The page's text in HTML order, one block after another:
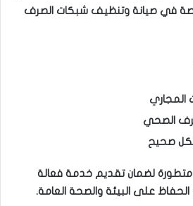
في صيانة وتنظيف شبكات الصرف
المجاري
الصحي
صحيح
لضمان تقديم خدمة فعالة
على البيئة والصحة العامة.